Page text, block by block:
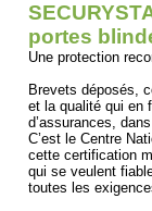
portes
Une protection
Brevets déposés,
et la qualité qui en
d’assurances,
C’est le Centre
cette certification
qui se veulent
toutes les